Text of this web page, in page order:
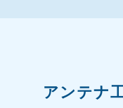
アンテナ